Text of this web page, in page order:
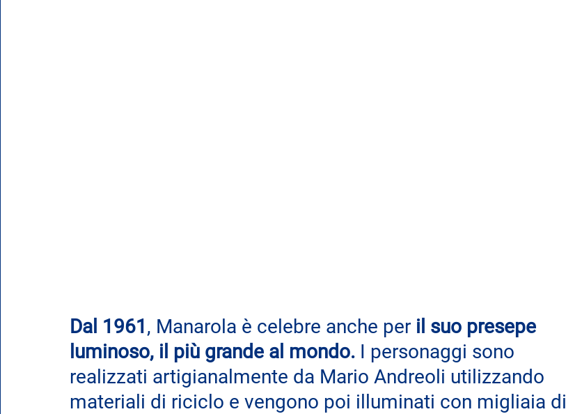
Dal 1961, Manarola è celebre anche per il suo presepe
luminoso, il più grande al mondo. I personaggi sono
realizzati artigianalmente da Mario Andreoli utilizzando
materiali di riciclo e vengono poi illuminati con migliaia di